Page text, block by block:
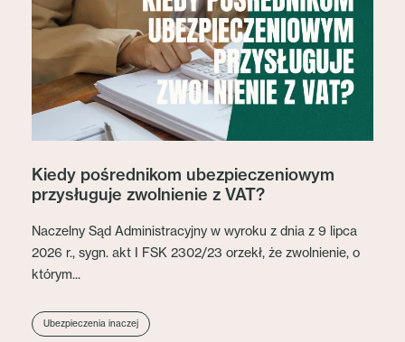
Kiedy pośrednikom ubezpieczeniowym
przysługuje zwolnienie z VAT?
Naczelny Sąd Administracyjny w wyroku z dnia z 9 lipca
2026 r., sygn. akt I FSK 2302/23 orzekł, że zwolnienie, o
którym...
Ubezpieczenia inaczej